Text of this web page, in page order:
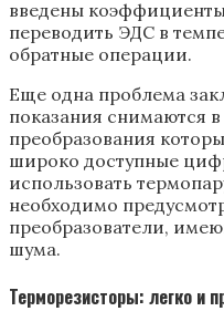
введены
переводить ЭДС в
обратные операции.
Еще одна проблема
показания снимаются
преобразования
широко доступные
использовать
необходимо
преобразователи,
шума.
Терморезисторы: легко и